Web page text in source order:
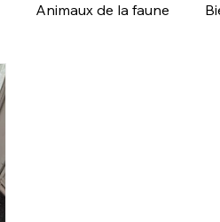
Animaux de la faune